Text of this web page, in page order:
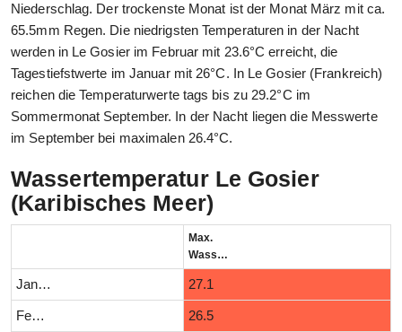
Niederschlag. Der trockenste Monat ist der Monat März mit ca.
65.5mm Regen. Die niedrigsten Temperaturen in der Nacht
werden in Le Gosier im Februar mit 23.6°C erreicht, die
Tagestiefstwerte im Januar mit 26°C. In Le Gosier (Frankreich)
reichen die Temperaturwerte tags bis zu 29.2°C im
Sommermonat September. In der Nacht liegen die Messwerte
im September bei maximalen 26.4°C.
Wassertemperatur Le Gosier
(Karibisches Meer)
Max.
Wassertemperatur (°C)
Januar 27.1
Februar 26.5